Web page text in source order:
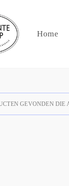
Home
GEVONDEN DIE